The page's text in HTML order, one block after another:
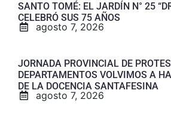
SANTO TOMÉ: EL JARDÍN N° 25
CELEBRÓ SUS 75 AÑOS
agosto 7, 2026
JORNADA PROVINCIAL DE
DEPARTAMENTOS VOLVIMOS A
DE LA DOCENCIA SANTAFESINA
agosto 7, 2026